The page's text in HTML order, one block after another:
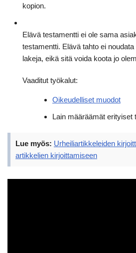
kopion.
Elävä testamentti ei ole sama
testamentti. Elävä tahto ei
lakeja, eikä sitä voida koota jo
Vaaditut työkalut:
Oikeudelliset muodot
Lain määräämät erityiset
Lue myös: Urheiliartikkeleiden
artikkelien kirjoittamiseen